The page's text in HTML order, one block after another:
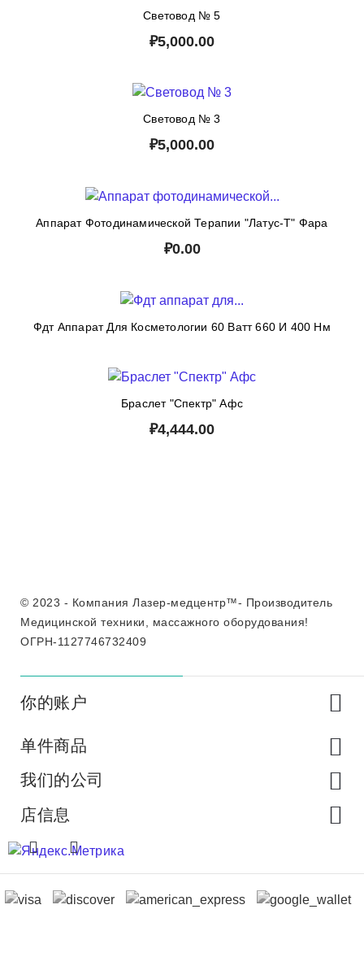
Световод № 5
₽5,000.00
Световод № 3
₽5,000.00
Аппарат Фотодинамической Терапии "Латус-Т" Фара
₽0.00
Фдт Аппарат Для Косметологии 60 Ватт 660 И 400 Нм
Браслет "Спектр" Афс
₽4,444.00
© 2023 - Компания Лазер-медцентр™- Производитель
Медицинской техники, массажного оборудования!
ОГРН-1127746732409
你的账户
单件商品
我们的公司
店信息